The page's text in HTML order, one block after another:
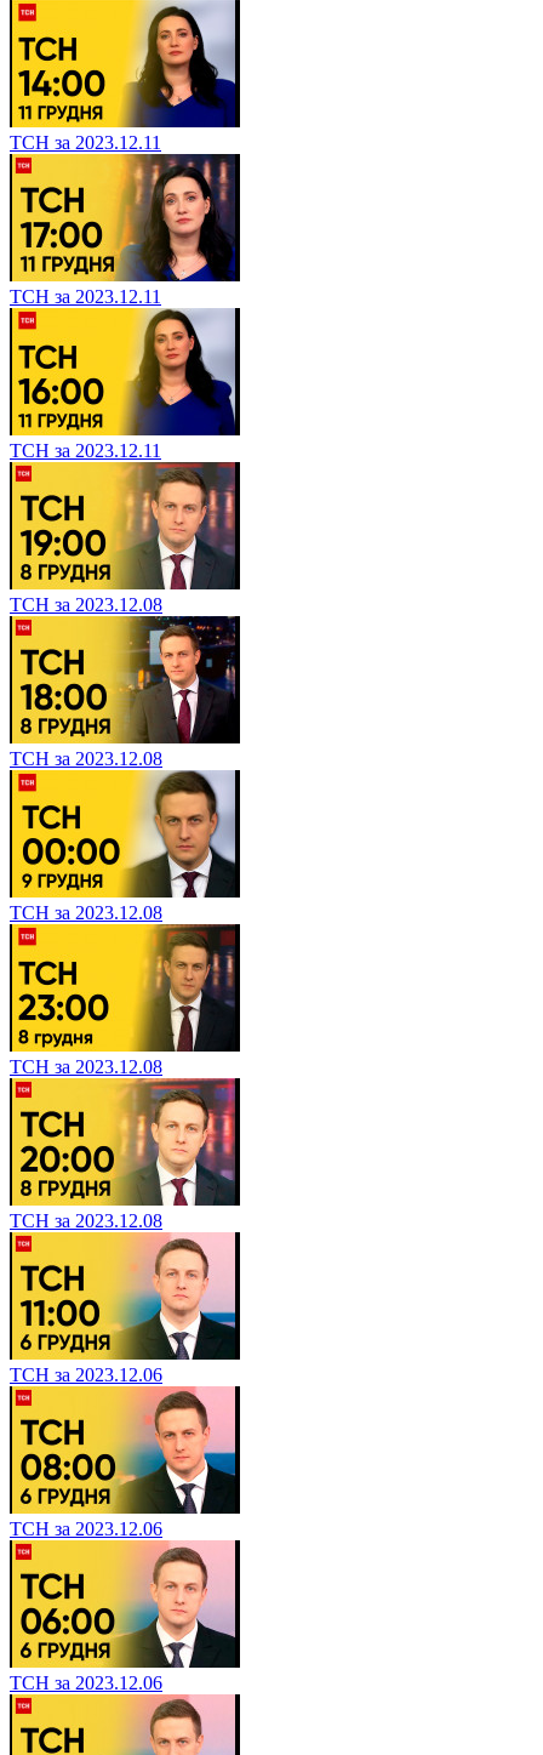
ТСН за 2023.12.11
ТСН за 2023.12.11
ТСН за 2023.12.11
ТСН за 2023.12.08
ТСН за 2023.12.08
ТСН за 2023.12.08
ТСН за 2023.12.08
ТСН за 2023.12.08
ТСН за 2023.12.06
ТСН за 2023.12.06
ТСН за 2023.12.06